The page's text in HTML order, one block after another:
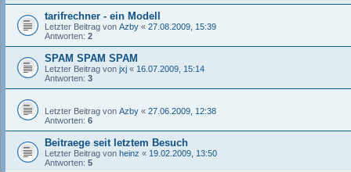
tarifrechner - ein Modell
Letzter Beitrag von Azby « 27.08.2009, 15:39
Antworten: 2
SPAM SPAM SPAM
Letzter Beitrag von jxj « 16.07.2009, 15:14
Antworten: 3
Letzter Beitrag von Azby « 27.06.2009, 12:38
Antworten: 6
Beitraege seit letztem Besuch
Letzter Beitrag von heinz « 19.02.2009, 13:50
Antworten: 5